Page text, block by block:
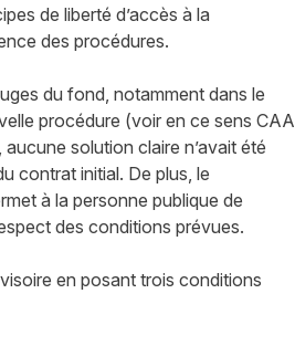
de liberté d’accès à la
des procédures.
du fond, notamment dans le
procédure (voir en ce sens CAA
solution claire n’avait été
contrat initial. De plus, le
à la personne publique de
des conditions prévues.
en posant trois conditions